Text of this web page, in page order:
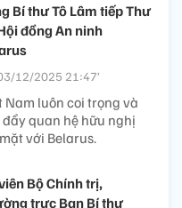
Bí thư Tô Lâm tiếp Thư
đồng An ninh
12/2025 21:47’
Nam luôn coi trọng và
quan hệ hữu nghị
với Belarus.
Bộ Chính trị,
trực Ban Bí thư